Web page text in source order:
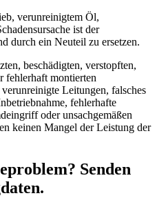
verunreinigtem Öl,
ist der
durch ein Neuteil zu ersetzen.
beschädigten, verstopften,
fehlerhaft montierten
Leitungen, falsches
fehlerhafte
oder unsachgemäßen
keinen Mangel der Leistung der
? Senden